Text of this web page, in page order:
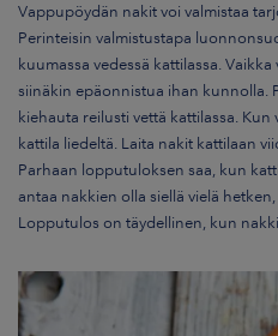
Vappupöydän nakit voi valmistaa
Perinteisin valmistustapa
kuumassa vedessä kattilassa.
siinäkin epäonnistua ihan kunnolla.
kiehauta reilusti vettä kattilassa.
kattila liedeltä. Laita nakit kattilaan
Parhaan lopputuloksen saa, kun
antaa nakkien olla siellä vielä
Lopputulos on täydellinen, kun